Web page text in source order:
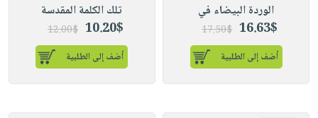
الوردة البيضاء في
16.63$
17.50$
أضف إلى الطلبية
تلك الكلمة المقدسة
10.20$
12.00$
أضف إلى الطلبية